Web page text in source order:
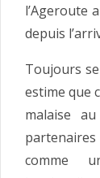
l’Ageroute
depuis
Toujours
estime que
malaise
comme